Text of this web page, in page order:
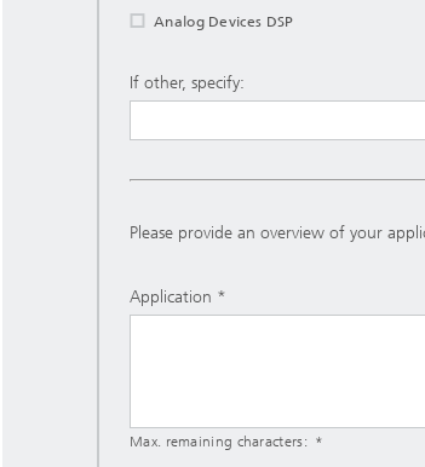
Analog Devices DSP
If other, specify:
Please provide an overview of your
Application
Max. remaining characters: